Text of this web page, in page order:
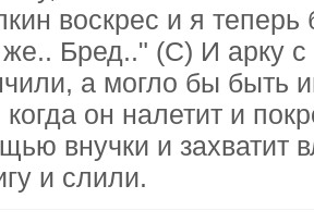
воскрес и я
Бред.." (С) И арку с
а могло бы быть
он налетит и
внучки и захватит
и слили.